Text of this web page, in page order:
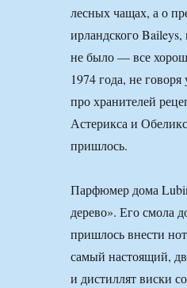
лесных чащах, а о
ирландского
не было — все
1974 года, не
про хранителей
Астерикса и
пришлось.
Парфюмер дома
дерево». Его смола
пришлось внести
самый настоящий,
и дистиллят виски